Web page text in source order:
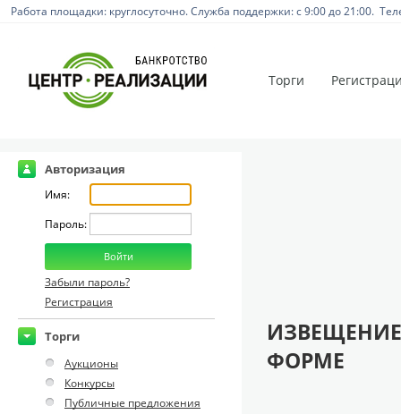
Работа площадки: круглосуточно. Служба поддержки: с 9:00 до 21:00.
Торги
Авторизация
Имя:
Пароль:
Забыли пароль?
Регистрация
Торги
Аукционы
Конкурсы
Публичные предложения
ФОРМЕ